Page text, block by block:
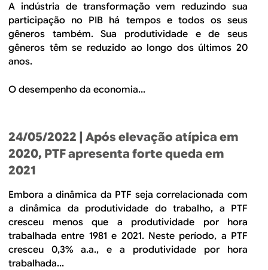
A indústria de transformação vem reduzindo sua
participação no PIB há tempos e todos os seus
gêneros também. Sua produtividade e de seus
gêneros têm se reduzido ao longo dos últimos 20
anos.
O desempenho da economia...
24/05/2022 | Após elevação atípica em
2020, PTF apresenta forte queda em
2021
Embora a dinâmica da PTF seja correlacionada com
a dinâmica da produtividade do trabalho, a PTF
cresceu menos que a produtividade por hora
trabalhada entre 1981 e 2021. Neste período, a PTF
cresceu 0,3% a.a., e a produtividade por hora
trabalhada...